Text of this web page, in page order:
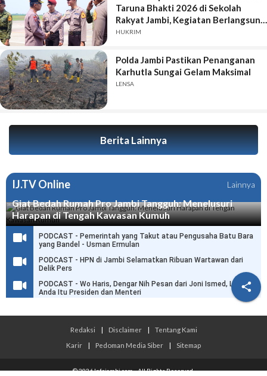

Taruna Bhakti 2026 di Sekolah
Rakyat Jambi, Kegiatan Berlangsung
Aman dan Lancar
HUKRIM
Polda Jambi Pastikan Penanganan
Karhutla Sungai Gelam Maksimal
LENSA
Berita Lainnya
IJ.TV Online Lainnya
Giat Bedah Rumah Pro Jambi Tangguh: Menelusuri
Harapan di Tengah Kawasan Kumuh
PODCAST - Pemerintah yang Takut atau Pengusaha Batu Bara
yang Bandel - Usman Ermulan
PODCAST - HPN di Jambi Selamatkan Ribuan Wartawan dari
Delik Pers
PODCAST - Wo Haris, Dengar Nih Pesan dari Joni Ismed, Link
Anda Itu Presiden dan Menteri
Redaksi | Disclaimer |
Tentang Kami
Karir
| Pedoman Media Siber | Sitemap
© 2026 Infojambi.com - All Rights Reserved.